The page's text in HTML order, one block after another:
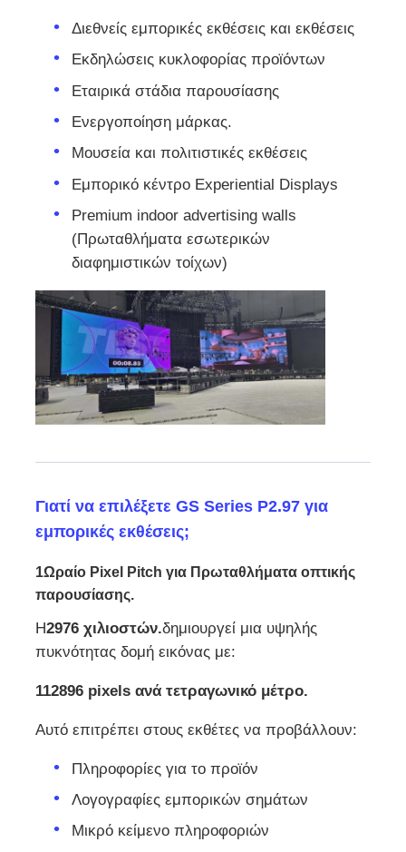
Διεθνείς εμπορικές εκθέσεις και εκθέσεις
Εκδηλώσεις κυκλοφορίας προϊόντων
Εταιρικά στάδια παρουσίασης
Ενεργοποίηση μάρκας.
Μουσεία και πολιτιστικές εκθέσεις
Εμπορικό κέντρο Experiential Displays
Premium indoor advertising walls
(Πρωταθλήματα εσωτερικών
διαφημιστικών τοίχων)
Γιατί να επιλέξετε GS Series P2.97 για
εμπορικές εκθέσεις;
1Ωραίο Pixel Pitch για Πρωταθλήματα οπτικής
παρουσίασης.
Η2976 χιλιοστών.δημιουργεί μια υψηλής
πυκνότητας δομή εικόνας με:
112896 pixels ανά τετραγωνικό μέτρο.
Αυτό επιτρέπει στους εκθέτες να προβάλλουν:
Πληροφορίες για το προϊόν
Λογογραφίες εμπορικών σημάτων
Μικρό κείμενο πληροφοριών